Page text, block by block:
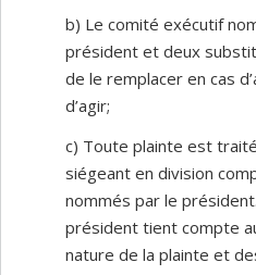
b) Le comité exécutif
président et deux
de le remplacer en cas
d’agir;
c) Toute plainte est
siégeant en division
nommés par le
président tient compte
nature de la plainte et